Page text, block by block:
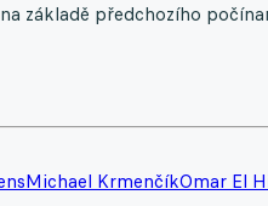
základě předchozího
Michael KrmenčíkOmar El